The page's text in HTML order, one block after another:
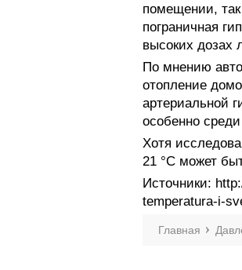
помещении, так
пограничная
высоких дозах
По мнению
отопление
артериальной
особенно
Хотя
21 °C может
Источники:
temperatura-i-
Главная